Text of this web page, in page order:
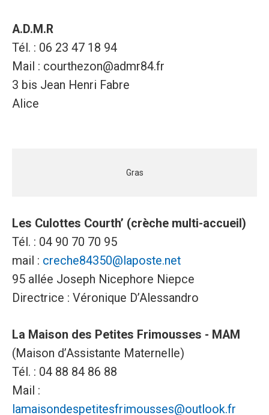
A.D.M.R
Tél. : 06 23 47 18 94
Mail : courthezon@admr84.fr
3 bis Jean Henri Fabre
Alice
Gras
Les Culottes Courth’ (crèche multi-accueil)
Tél. : 04 90 70 70 95
mail : creche84350@laposte.net
95 allée Joseph Nicephore Niepce
Directrice : Véronique D’Alessandro
La Maison des Petites Frimousses - MAM
(Maison d’Assistante Maternelle)
Tél. : 04 88 84 86 88
Mail :
lamaisondespetitesfrimousses@outlook.fr